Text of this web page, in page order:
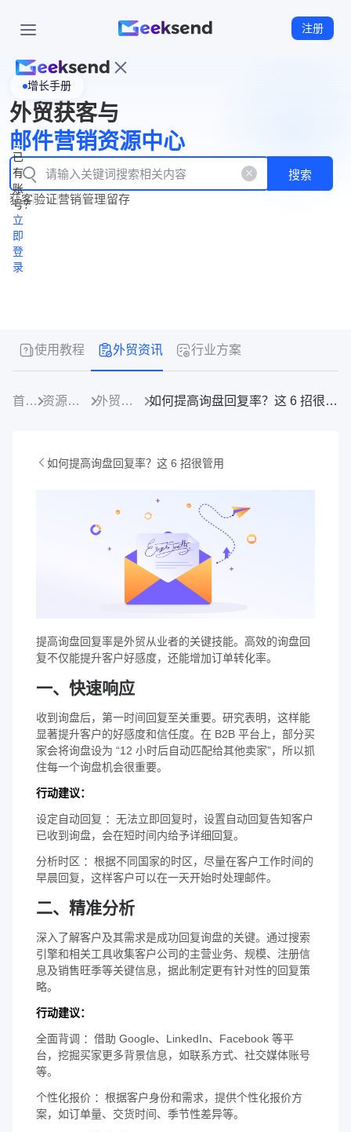
注册
页
WhatsApp
企业号
New
产
品
功
能
产
品
价
格
资
源
中
心
立
即
注
册
已
有
账
号？
立
即
登
录
增长手册
外贸获客与
邮件营销资源中心
搜索
获客验证营销管理留存
使用教程 外贸资讯 行业方案
首页 资源中心 外贸资讯 如何提高询盘回复率？这 6 招很管用
如何提高询盘回复率？这 6 招很管用
提高询盘回复率是外贸从业者的关键技能。高效的询盘回
复不仅能提升客户好感度，还能增加订单转化率。
一、快速响应
收到询盘后，第一时间回复至关重要。研究表明，这样能
显著提升客户的好感度和信任度。在 B2B 平台上，部分买
家会将询盘设为 “12 小时后自动匹配给其他卖家”，所以抓
住每一个询盘机会很重要。
行动建议：
设定自动回复 ：无法立即回复时，设置自动回复告知客户
已收到询盘，会在短时间内给予详细回复。
分析时区 ：根据不同国家的时区，尽量在客户工作时间的
早晨回复，这样客户可以在一天开始时处理邮件。
二、精准分析
深入了解客户及其需求是成功回复询盘的关键。通过搜索
引擎和相关工具收集客户公司的主营业务、规模、注册信
息及销售旺季等关键信息，据此制定更有针对性的回复策
略。
行动建议：
全面背调 ：借助 Google、LinkedIn、Facebook 等平
台，挖掘买家更多背景信息，如联系方式、社交媒体账号
等。
个性化报价 ：根据客户身份和需求，提供个性化报价方
案，如订单量、交货时间、季节性差异等。